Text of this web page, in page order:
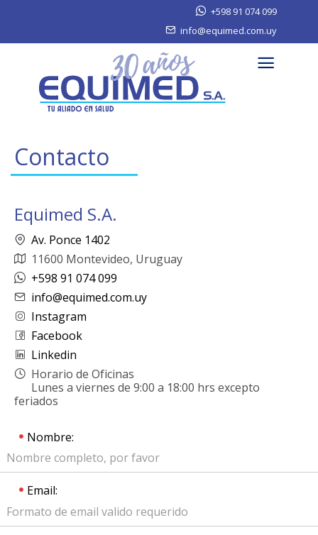
+598 91 074 099
info@equimed.com.uy
Contacto
Equimed S.A.
Av. Ponce 1402
11600 Montevideo, Uruguay
+598 91 074 099
info@equimed.com.uy
Instagram
Facebook
Linkedin
Horario de Oficinas
Lunes a viernes de 9:00 a 18:00 hrs excepto
feriados
Nombre:
Email: